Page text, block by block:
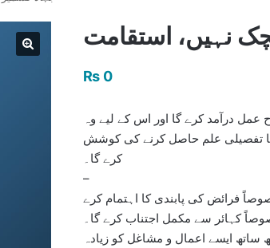
نہیں، استقامت
₨0
عمل درآمد کرے گا اور اس کے لیے وہ
تفصیلی علم حاصل کرنے کی کوشش
کرے گا۔
–
فرائض کی پابندی کا اہتمام کرے
کہائر سے مکمل اجتناب کرے گا۔
ساتھ ایسے اعمال و مشاغل کو زیادہ